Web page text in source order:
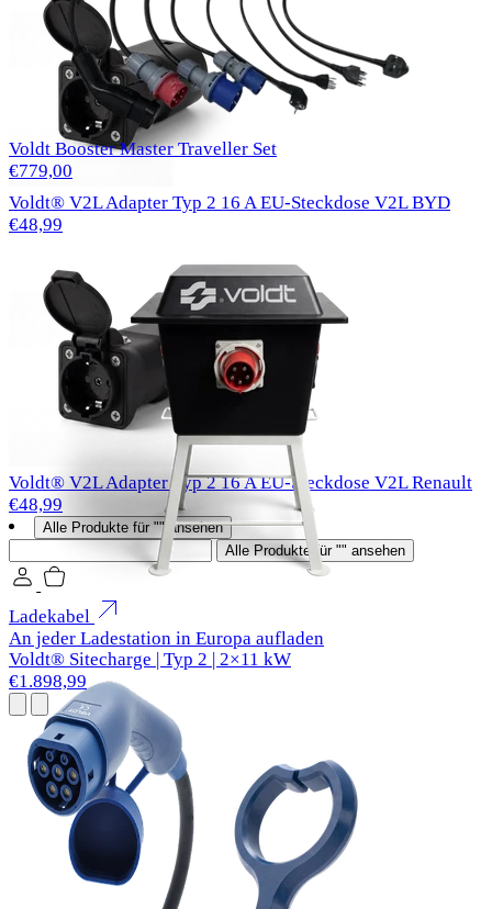
Voldt® V2L Adapter Typ 2 16 A EU-Steckdose V2L BYD
€48,99
Voldt® V2L Adapter Typ 2 16 A EU-Steckdose V2L Renault
€48,99
Alle Produkte für "" ansehen
Alle Produkte für "" ansehen
Ladekabel
An jeder Ladestation in Europa aufladen
Voldt Booster Master Traveller Set
€779,00
Voldt® Sitecharge | Typ 2 | 2×11 kW
€1.898,99